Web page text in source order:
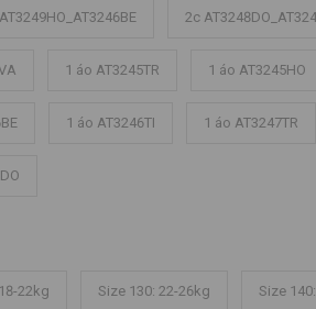
2c
1 áo AT3245TR 1 áo AT3245HO
1 áo AT3246TI 1 áo AT3247TR
22kg Size 130: 22-26kg Size